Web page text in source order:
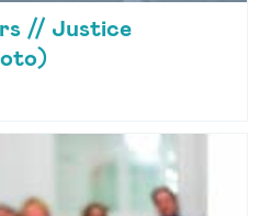
// Justice